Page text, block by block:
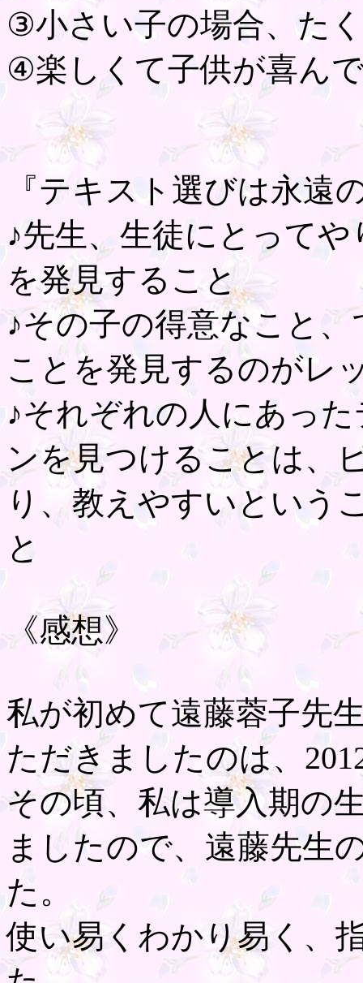
③小さい子の場合、た
④楽しくて子供が喜ん
『テキスト選びは永遠
♪先生、生徒にとって
を発見すること
♪その子の得意なこと
ことを発見するのがレ
♪それぞれの人にあっ
ンを見つけることは、
り、教えやすいという
と
《感想》
私が初めて遠藤蓉子先
ただきましたのは、
その頃、私は導入期の
ましたので、遠藤先生
た。
使い易くわかり易く、